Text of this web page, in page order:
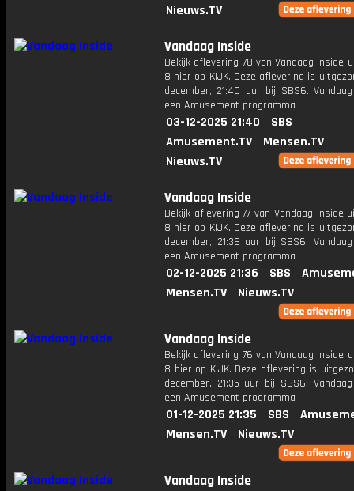
Nieuws.TV
Vandaag Inside
Bekijk aflevering 78 van Vandaag Inside
8 hier op KIJK. Deze aflevering is
december, 21:40 uur bij SBS6.
een Amusement programma
03-12-2025 21:40
SBS
Amusement.TV
Mensen.TV
Nieuws.TV
Vandaag Inside
Bekijk aflevering 77 van Vandaag Inside
8 hier op KIJK. Deze aflevering is
december, 21:36 uur bij SBS6.
een Amusement programma
02-12-2025 21:36 SBS
Mensen.TV
Nieuws.TV
Vandaag Inside
Bekijk aflevering 76 van Vandaag Inside
8 hier op KIJK. Deze aflevering is
december, 21:35 uur bij SBS6.
een Amusement programma
01-12-2025 21:35 SBS
Mensen.TV
Nieuws.TV
Vandaag Inside